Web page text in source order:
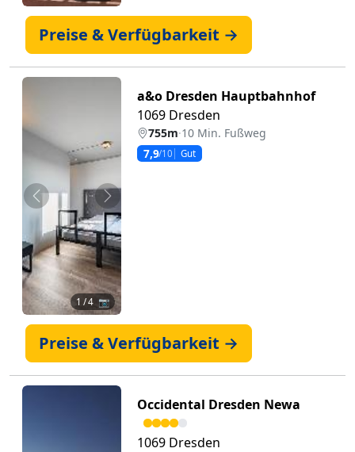
Preise & Verfügbarkeit →
Zurück Weiter
1 / 4 📷
a&o Dresden Hauptbahnhof
1069 Dresden
755m·10 Min. Fußweg
7,9/10 Gut
Preise & Verfügbarkeit →
Occidental Dresden Newa
1069 Dresden